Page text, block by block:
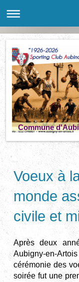
Commune
Voeux à
monde
civile et
Après deux
Aubigny-en-
cérémonie des
soirée fut une